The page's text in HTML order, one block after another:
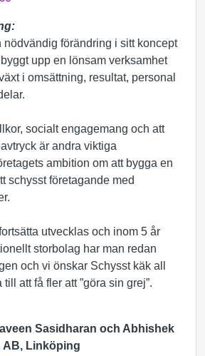
nödvändig förändring i sitt koncept
upp en lönsam verksamhet
i omsättning, resultat, personal
socialt engagemang och att
är andra viktiga
ambition om att bygga en
schysst företagande med
utvecklas och inom 5 år
storbolag har man redan
och vi önskar Schysst käk all
att få fler att ”göra sin grej”.
Sasidharan och Abhishek
AB, Linköping